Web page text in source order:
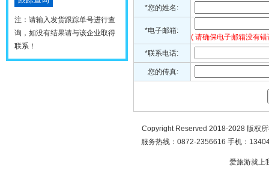
注：请输入发货跟踪单号进行查
询，如没有结果请与该企业取得
联系！
*您的姓名:
*电子邮箱:
( 请确保电子邮箱没有
*联系电话:
您的传真:
Copyright Reserved 2018-2028 版权
服务热线：0872-2356616 手机：
爱旅游就上